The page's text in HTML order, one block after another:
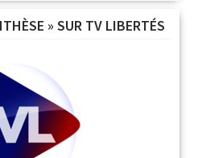
» SUR TV LIBERTÉS